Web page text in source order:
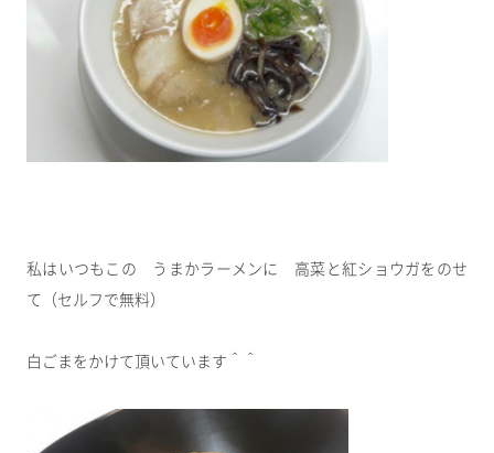
私はいつもこの うまかラーメンに 高菜と紅ショウガをのせ
て（セルフで無料）
白ごまをかけて頂いています＾＾